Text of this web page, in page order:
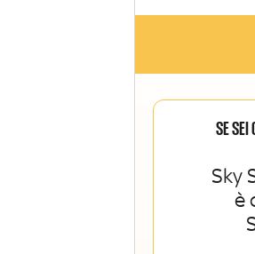
SE SEI
Sky
è